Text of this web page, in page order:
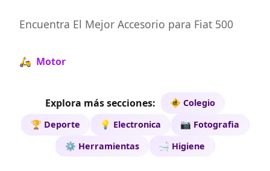
Encuentra El Mejor Accesorio para Fiat 500
🛵 Motor
Explora más secciones:
🚸 Colegio
🏆 Deporte
💡 Electronica
📷 Fotografia
⚙️ Herramientas
🛁 Higiene